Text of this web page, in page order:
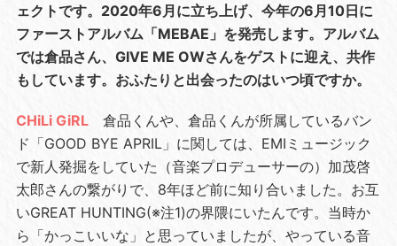
ェクトです。2020年6月に立ち上げ、今年の6月10日に
ファーストアルバム「MEBAE」を発売します。アルバム
では倉品さん、GIVE ME OWさんをゲストに迎え、共作
もしています。おふたりと出会ったのはいつ頃ですか。
CHiLi GiRL
倉品くんや、倉品くんが所属しているバン
ド「GOOD BYE APRIL」に関しては、EMIミュージック
で新人発掘をしていた（音楽プロデューサーの）加茂啓
太郎さんの繋がりで、8年ほど前に知り合いました。お互
いGREAT HUNTING(※注1)の界隈にいたんです。当時か
ら「かっこいいな」と思っていましたが、やっている音